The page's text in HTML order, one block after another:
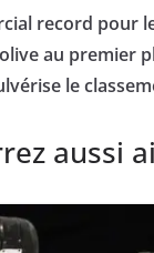
record pour
au premier
le
aussi